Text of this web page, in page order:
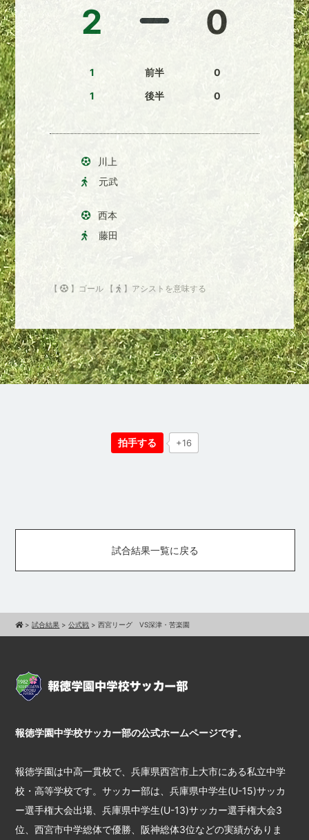
2
1
1
前半
後半
0
0
0
川上
元武
西本
藤田
【 】ゴール 【 】アシストを意味する
拍手する +16
試合結果一覧に戻る
>試合結果 >公式戦 >西宮リーグ VS深津・苦楽園
報徳学園中学校サッカー部の公式ホームページです。
報徳学園は中高一貫校で、兵庫県西宮市上大市にある私立中学
校・高等学校です。サッカー部は、兵庫県中学生(U-15)サッカ
ー選手権大会出場、兵庫県中学生(U-13)サッカー選手権大会3
位、西宮市中学総体で優勝、阪神総体3位などの実績がありま